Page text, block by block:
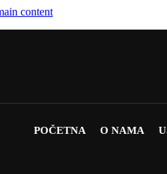
content
POČETNA O NAMA